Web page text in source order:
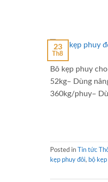
23
Th8
Bô kẹp phuy
52kg– Dùng
360kg/phuy–
Posted in Tin tức
kẹp phuy đôi, bộ